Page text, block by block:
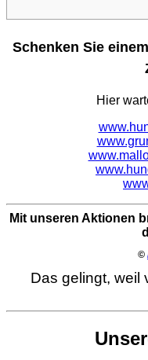
Schenken Sie
Hier
Mit unseren Aktionen
©
Das gelingt, weil